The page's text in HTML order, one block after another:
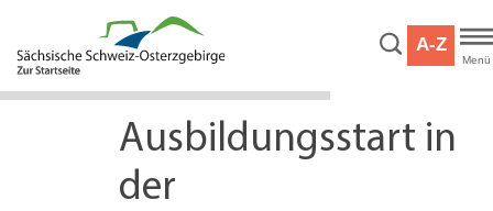
Hauptinhalt
Service
A-Z
Menü
Ausbildungsstart in
der